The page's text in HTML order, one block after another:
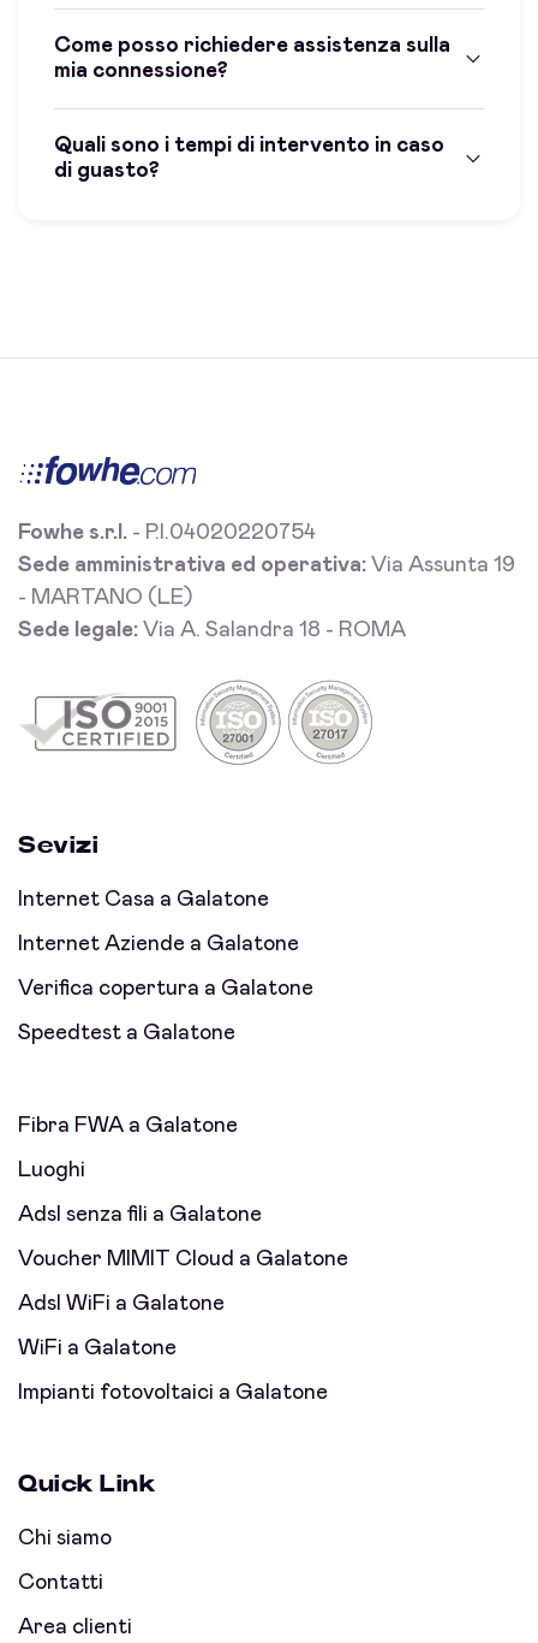
Come posso richiedere assistenza sulla
mia connessione?
Quali sono i tempi di intervento in caso
di guasto?
Fowhe s.r.l. - P.I.04020220754
Sede amministrativa ed operativa: Via Assunta 19
- MARTANO (LE)
Sede legale: Via A. Salandra 18 - ROMA
Sevizi
Internet Casa a Galatone
Internet Aziende a Galatone
Verifica copertura a Galatone
Speedtest a Galatone
Fibra FWA a Galatone
Luoghi
Adsl senza fili a Galatone
Voucher MIMIT Cloud a Galatone
Adsl WiFi a Galatone
WiFi a Galatone
Impianti fotovoltaici a Galatone
Quick Link
Chi siamo
Contatti
Area clienti